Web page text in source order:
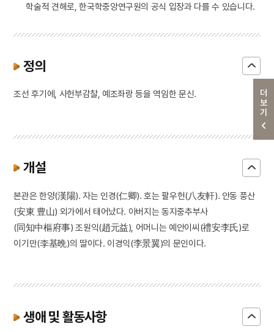
더보기
학술적 견해로, 한국학중앙연구원의 공식 입장과 다를 수 있습니다.
정의
조선 후기에, 사헌부감찰, 예조좌랑 등을 역임한 문신.
개설
본관은 한양(漢陽). 자는 인경(仁卿). 호는 팔우헌(八友軒). 안동 풍산
(安東 豊山) 외가에서 태어났다. 아버지는 동지중추부사
(同知中樞府事) 조원익(趙元益), 어머니는 예안이씨(禮安李氏)로
이기만(李基晩)의 딸이다. 이경익(李景翼)의 문인이다.
생애 및 활동사항